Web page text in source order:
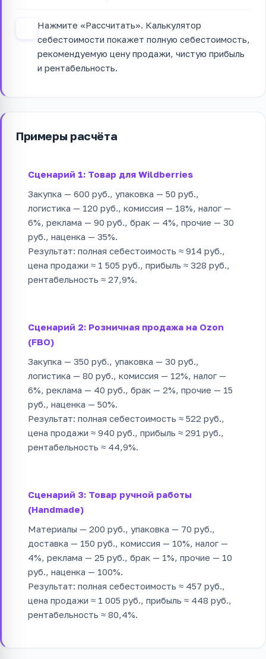
Нажмите «Рассчитать». Калькулятор
себестоимости покажет полную себестоимость,
рекомендуемую цену продажи, чистую прибыль
и рентабельность.
Примеры расчёта
Сценарий 1: Товар для Wildberries
Закупка — 600 руб., упаковка — 50 руб.,
логистика — 120 руб., комиссия — 18%, налог —
6%, реклама — 90 руб., брак — 4%, прочие — 30
руб., наценка — 35%.
Результат: полная себестоимость ≈ 914 руб.,
цена продажи ≈ 1 505 руб., прибыль ≈ 328 руб.,
рентабельность ≈ 27,9%.
Сценарий 2: Розничная продажа на Ozon
(FBO)
Закупка — 350 руб., упаковка — 30 руб.,
логистика — 80 руб., комиссия — 12%, налог —
6%, реклама — 40 руб., брак — 2%, прочие — 15
руб., наценка — 50%.
Результат: полная себестоимость ≈ 522 руб.,
цена продажи ≈ 940 руб., прибыль ≈ 291 руб.,
рентабельность ≈ 44,9%.
Сценарий 3: Товар ручной работы
(Handmade)
Материалы — 200 руб., упаковка — 70 руб.,
доставка — 150 руб., комиссия — 10%, налог —
4%, реклама — 25 руб., брак — 1%, прочие — 10
руб., наценка — 100%.
Результат: полная себестоимость ≈ 457 руб.,
цена продажи ≈ 1 005 руб., прибыль ≈ 448 руб.,
рентабельность ≈ 80,4%.